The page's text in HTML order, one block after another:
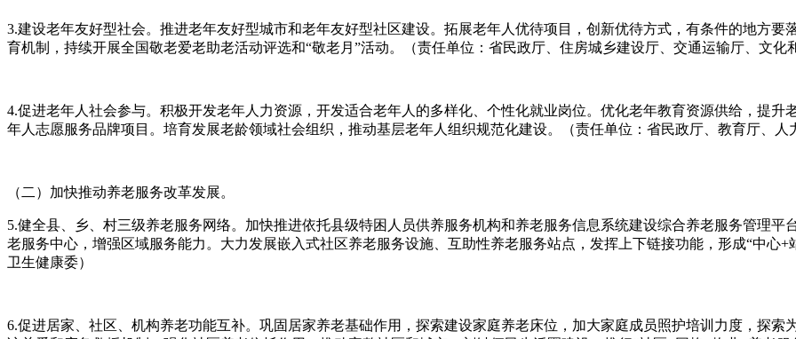
3.建设老年友好型社会。推进老年友好型城市和老年友好型社区建设。拓展老年人优待项目，创新优待方式，有条件的地方
育机制，持续开展全国敬老爱老助老活动评选和“敬老月”活动。（责任单位：省民政厅、住房城乡建设厅、交通运输厅、文化
4.促进老年人社会参与。积极开发老年人力资源，开发适合老年人的多样化、个性化就业岗位。优化老年教育资源供给，提升
年人志愿服务品牌项目。培育发展老龄领域社会组织，推动基层老年人组织规范化建设。（责任单位：省民政厅、教育厅、
（二）加快推动养老服务改革发展。
5.健全县、乡、村三级养老服务网络。加快推进依托县级特困人员供养服务机构和养老服务信息系统建设综合养老服务管理
老服务中心，增强区域服务能力。大力发展嵌入式社区养老服务设施、互助性养老服务站点，发挥上下链接功能，形成“中心
卫生健康委）
6.促进居家、社区、机构养老功能互补。巩固居家养老基础作用，探索建设家庭养老床位，加大家庭成员照护培训力度，探索